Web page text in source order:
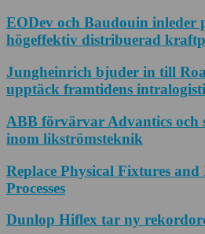
EODev och Baudouin inleder
högeffektiv distribuerad
Jungheinrich bjuder in till
upptäck framtidens
ABB förvärvar Advantics och
inom likströmsteknik
Replace Physical Fixtures
Processes
Dunlop Hiflex tar ny